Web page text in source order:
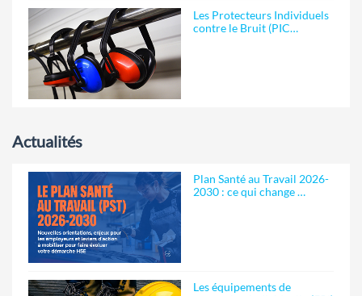
Les Protecteurs Individuels
contre le Bruit (PIC…
Actualités
Plan Santé au Travail 2026-
2030 : ce qui change …
Les équipements de